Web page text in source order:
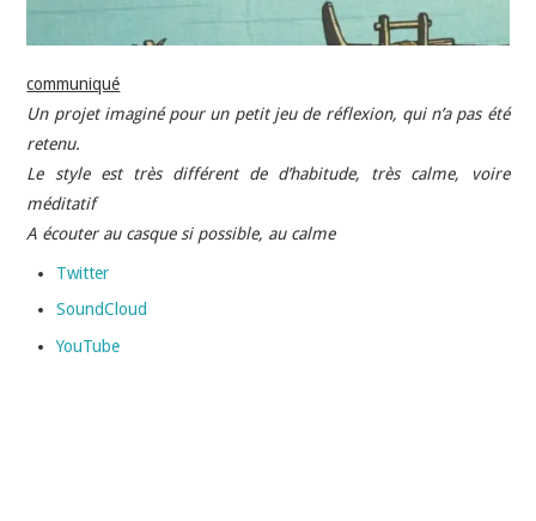
communiqué
Un projet imaginé pour un petit jeu de réflexion, qui n’a pas été
retenu.
Le style est très différent de d’habitude, très calme, voire
méditatif
A écouter au casque si possible, au calme
Twitter
SoundCloud
YouTube